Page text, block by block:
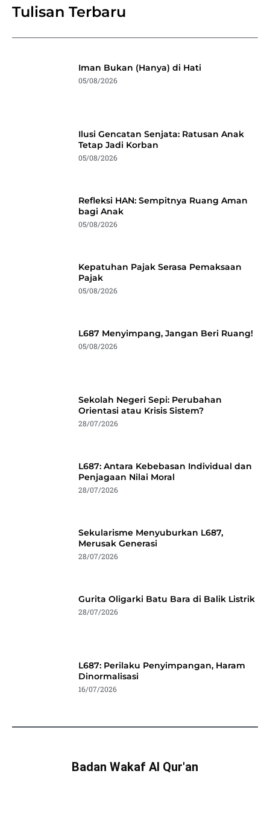
Tulisan Terbaru
Iman Bukan (Hanya) di Hati
05/08/2026
Ilusi Gencatan Senjata: Ratusan Anak
Tetap Jadi Korban
05/08/2026
Refleksi HAN: Sempitnya Ruang Aman
bagi Anak
05/08/2026
Kepatuhan Pajak Serasa Pemaksaan
Pajak
05/08/2026
L687 Menyimpang, Jangan Beri Ruang!
05/08/2026
Sekolah Negeri Sepi: Perubahan
Orientasi atau Krisis Sistem?
28/07/2026
L687: Antara Kebebasan Individual dan
Penjagaan Nilai Moral
28/07/2026
Sekularisme Menyuburkan L687,
Merusak Generasi
28/07/2026
Gurita Oligarki Batu Bara di Balik Listrik
28/07/2026
L687: Perilaku Penyimpangan, Haram
Dinormalisasi
16/07/2026
Badan Wakaf Al Qur'an